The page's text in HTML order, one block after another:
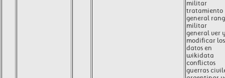
militar
tratamiento
general
militar
general ver
modificar los
datos en
wikidata
conflictos
guerras